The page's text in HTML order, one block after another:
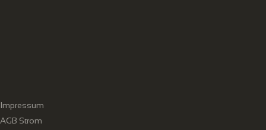
Impressum
AGB Strom